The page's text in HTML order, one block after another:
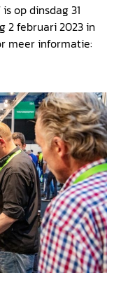
op dinsdag 31
2 februari 2023 in
meer informatie: